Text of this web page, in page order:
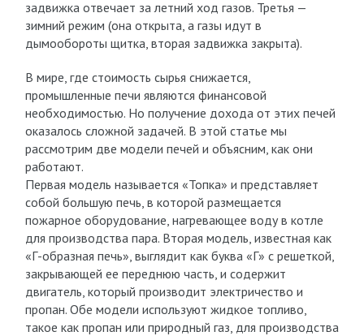
задвижка отвечает за летний ход газов. Третья —
зимний режим (она открыта, а газы идут в
дымообороты щитка, вторая задвижка закрыта).
В мире, где стоимость сырья снижается,
промышленные печи являются финансовой
необходимостью. Но получение дохода от этих печей
оказалось сложной задачей. В этой статье мы
рассмотрим две модели печей и объясним, как они
работают.
Первая модель называется «Топка» и представляет
собой большую печь, в которой размещается
пожарное оборудование, нагревающее воду в котле
для производства пара. Вторая модель, известная как
«Г-образная печь», выглядит как буква «Г» с решеткой,
закрывающей ее переднюю часть, и содержит
двигатель, который производит электричество и
пропан. Обе модели используют жидкое топливо,
такое как пропан или природный газ, для производства